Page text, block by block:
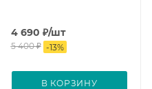
4 690 ₽/шт
5 400₽ -13%
В КОРЗИНУ